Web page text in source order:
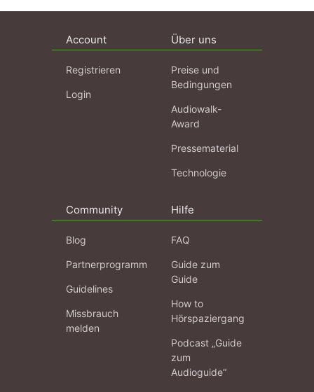
Account
Registrieren
Login
Über uns
Preise und
Bedingungen
Audiowalk-
Award
Pressematerial
Technologie
Community
Blog
Partnerprogramm
Guidelines
Missbrauch
melden
Hilfe
FAQ
Guide zum
Guide
How to
Hörspaziergang
Podcast „Guide
zum
Audioguide“